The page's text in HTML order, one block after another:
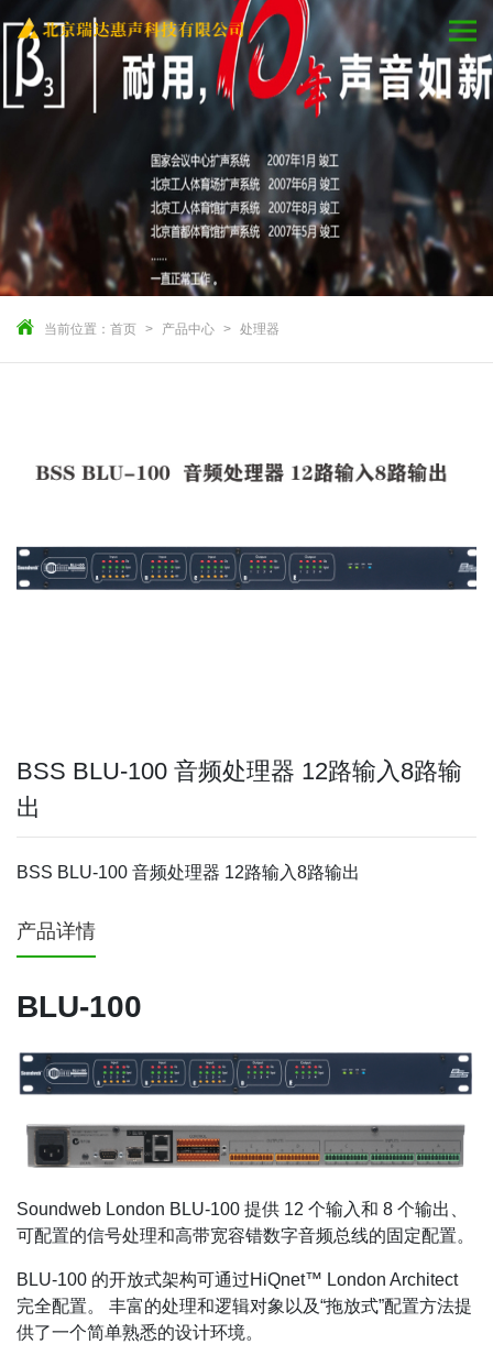
当前位置： 首页 产品中心 处理器
BSS BLU-100 音频处理器 12路输入8路输
出
BSS BLU-100 音频处理器 12路输入8路输出
产品详情
BLU-100
Soundweb London BLU-100 提供 12 个输入和 8 个输出、
可配置的信号处理和高带宽容错数字音频总线的固定配置。
BLU-100 的开放式架构可通过HiQnet™ London Architect
完全配置。 丰富的处理和逻辑对象以及“拖放式”配置方法提
供了一个简单熟悉的设计环境。